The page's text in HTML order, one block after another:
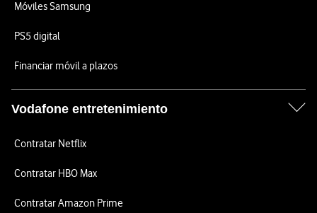
Móviles Samsung
PS5 digital
Financiar móvil a plazos
Vodafone entretenimiento
Contratar Netflix
Contratar HBO Max
Contratar Amazon Prime